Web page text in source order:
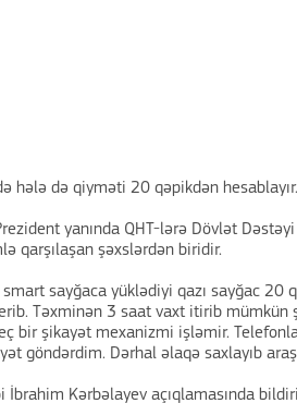
hələ də qiyməti 20 qəpikdən hesablayır.
yanında QHT-lərə Dövlət Dəstəyi
qarşılaşan şəxslərdən biridir.
sayğaca yüklədiyi qazı sayğac 20
Təxminən 3 saat vaxt itirib
bir şikayət mexanizmi işləmir.
göndərdim. Dərhal əlaqə saxlayıb
İbrahim Kərbəlayev açıqlamasında